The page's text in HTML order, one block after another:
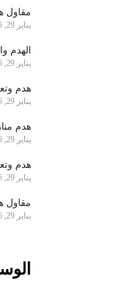
مقاول
يناير 29, 2026
الهدم
يناير 29, 2026
هدم
يناير 29, 2026
هدم
يناير 29, 2026
هدم
يناير 29, 2026
مقاول
يناير 29, 2026